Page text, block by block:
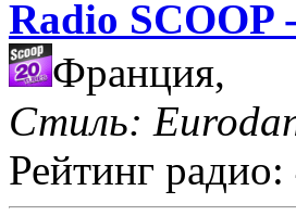
Radio SCOOP
Франция,
Стиль:
Рейтинг радио: